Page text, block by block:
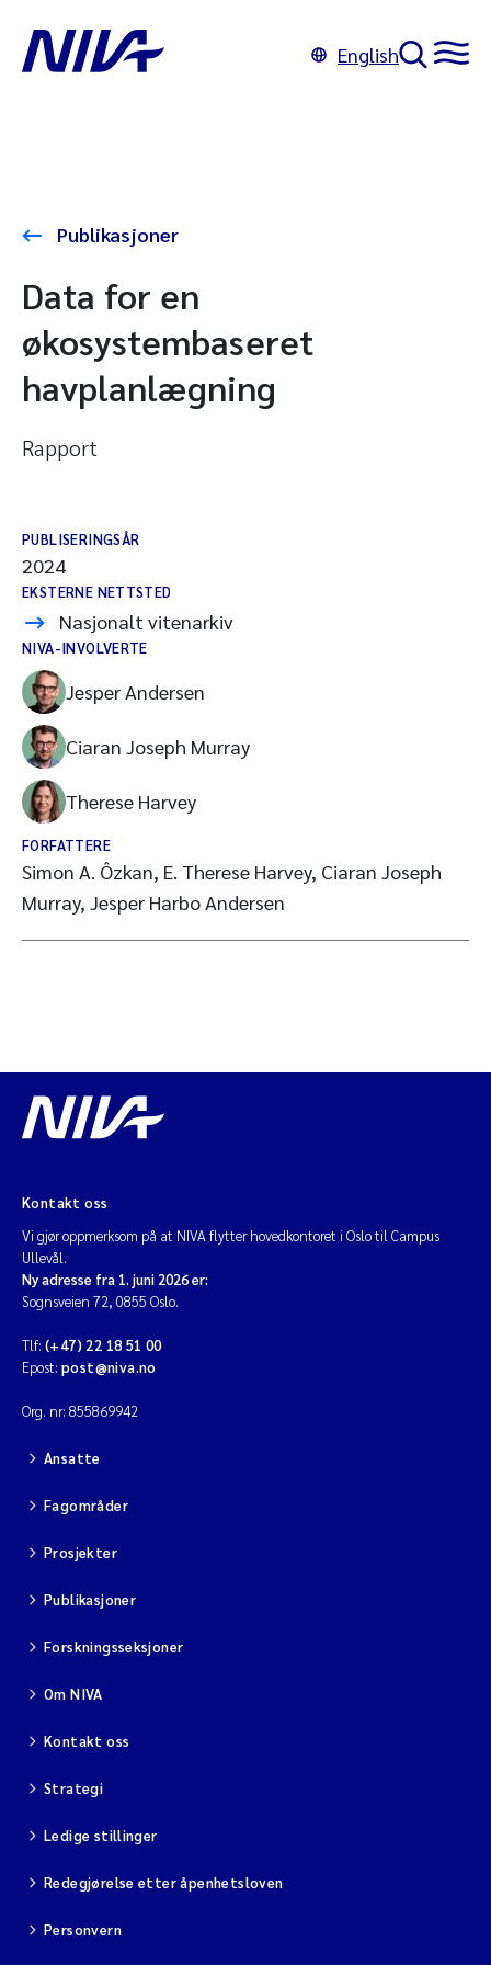
English
Publikasjoner
Data for en
økosystembaseret
havplanlægning
Rapport
PUBLISERINGSÅR
2024
EKSTERNE NETTSTED
Nasjonalt vitenarkiv
NIVA-INVOLVERTE
Jesper Andersen
Ciaran Joseph Murray
Therese Harvey
FORFATTERE
Simon A. Ôzkan, E. Therese Harvey, Ciaran Joseph
Murray, Jesper Harbo Andersen
Kontakt oss
Vi gjør oppmerksom på at NIVA flytter hovedkontoret i Oslo til Campus
Ullevål.
Ny adresse fra 1. juni 2026 er:
Sognsveien 72, 0855 Oslo.
Tlf: (+47) 22 18 51 00
Epost: post@niva.no
Org. nr: 855869942
Ansatte
Fagområder
Prosjekter
Publikasjoner
Forskningsseksjoner
Om NIVA
Kontakt oss
Strategi
Ledige stillinger
Redegjørelse etter åpenhetsloven
Personvern